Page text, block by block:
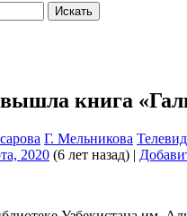
Искать
книга
Г. Мельникова
2020 (6 лет назад) |